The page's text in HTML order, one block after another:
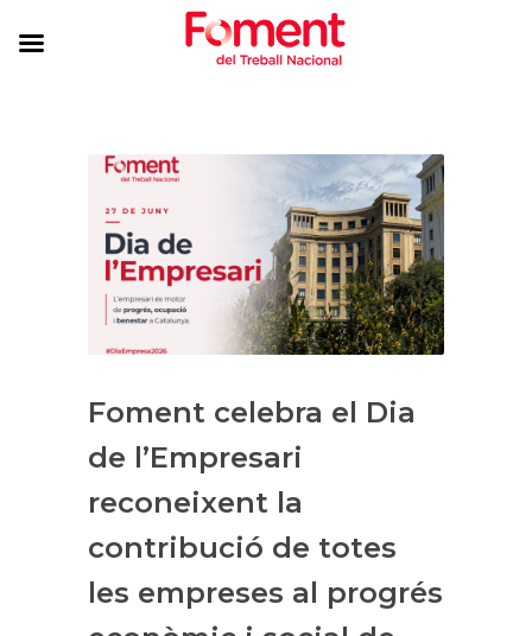
Foment celebra el Dia
de l’Empresari
reconeixent la
contribució de totes
les empreses al progrés